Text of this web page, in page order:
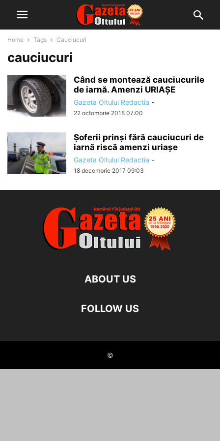
Home Tags Cauciucuri
cauciucuri
Când se montează cauciucurile
de iarnă. Amenzi URIAŞE
Gazeta Oltului Redactia -
22 octombrie 2018 07:00
Şoferii prinși fără cauciucuri de
iarnă riscă amenzi uriașe
Gazeta Oltului Redactia -
18 decembrie 2017 09:03
ABOUT US
FOLLOW US
©